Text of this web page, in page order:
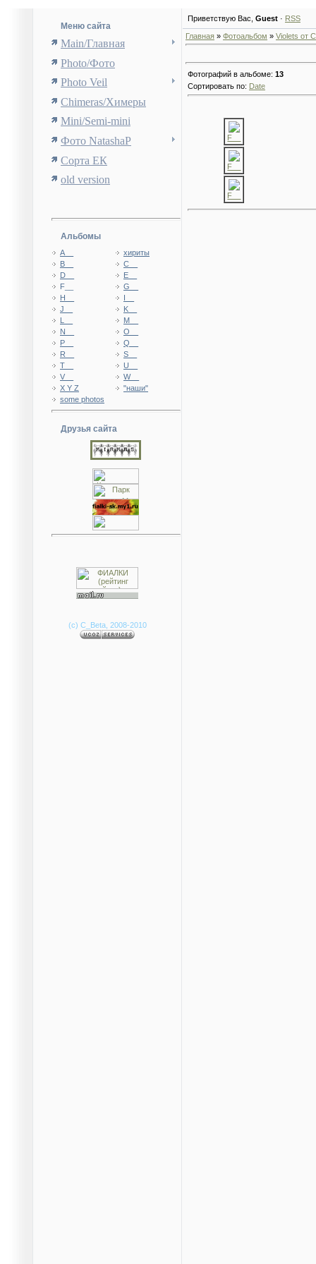
Меню сайта
Main/Главная
Photo/Фото
Photo Veil
Chimeras/Химеры
Mini/Semi-mini
Фото NatashaP
Сорта ЕК
old version
Альбомы
A__
хириты
B__
C__
D__
E__
F__
G__
H__
I__
J__
K__
L__
M__
N__
O__
P__
Q__
R__
S__
T__
U__
V__
W__
X Y Z
"наши"
some photos
Друзья сайта
(с) C_Beta, 2008-2010
Приветствую Вас Guest · RSS
Главная » Фотоальбом » Violets от
Фотографий в альбоме: 13
Сортировать по: Date
F__
F__
F__